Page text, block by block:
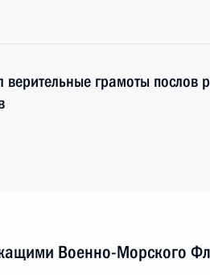
грамоты послов
Военно-Морского